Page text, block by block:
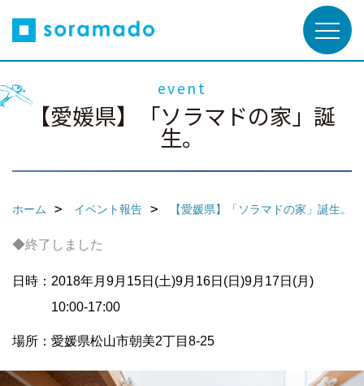
event
【愛媛県】「ソラマドの家」誕
生。
ホーム イベント報告 【愛媛県】「ソラマドの家」誕生。
◆終了しました
日時：2018年月9月15日(土)9月16日(日)9月17日(月)
10:00-17:00
場所：愛媛県松山市朝美2丁目8-25